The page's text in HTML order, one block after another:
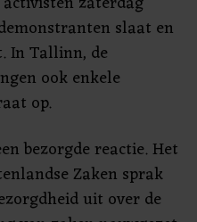
slaat en
In Tallinn, de
ook enkele
op.
bezorgde reactie. Het
Zaken sprak
uit over de